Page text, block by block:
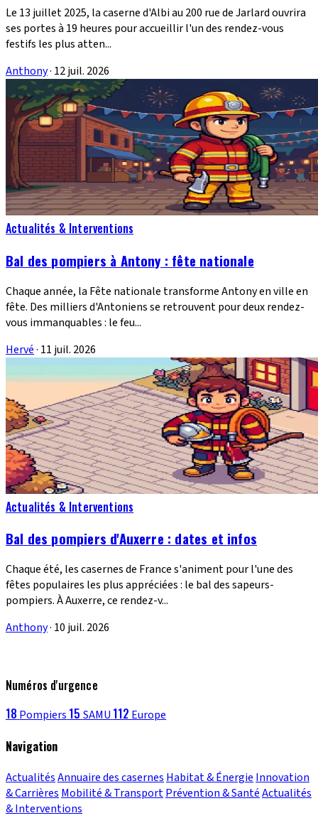
Le 13 juillet 2025, la caserne d'Albi au 200 rue de Jarlard ouvrira
ses portes à 19 heures pour accueillir l'un des rendez-vous
festifs les plus atten...
Anthony· 12 juil. 2026
Actualités & Interventions
Bal des pompiers à Antony : fête nationale
Chaque année, la Fête nationale transforme Antony en ville en
fête. Des milliers d'Antoniens se retrouvent pour deux rendez-
vous immanquables : le feu...
Hervé· 11 juil. 2026
Actualités & Interventions
Bal des pompiers d'Auxerre : dates et infos
Chaque été, les casernes de France s'animent pour l'une des
fêtes populaires les plus appréciées : le bal des sapeurs-
pompiers. À Auxerre, ce rendez-v...
Anthony· 10 juil. 2026
Numéros d'urgence
18 Pompiers 15 SAMU 112 Europe
Navigation
ActualitésAnnuaire des casernesHabitat & ÉnergieInnovation
& CarrièresMobilité & TransportPrévention & SantéActualités
& Interventions